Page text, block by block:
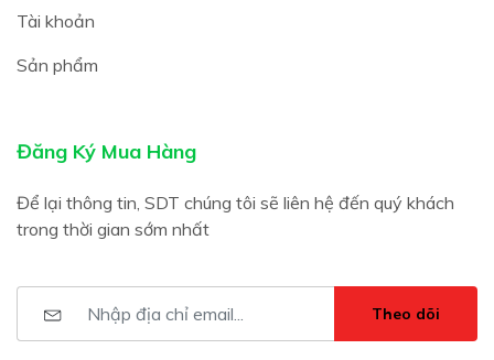
Tài khoản
Sản phẩm
Đăng Ký Mua Hàng
Để lại thông tin, SDT chúng tôi sẽ liên hệ đến quý khách
trong thời gian sớm nhất
Theo dõi